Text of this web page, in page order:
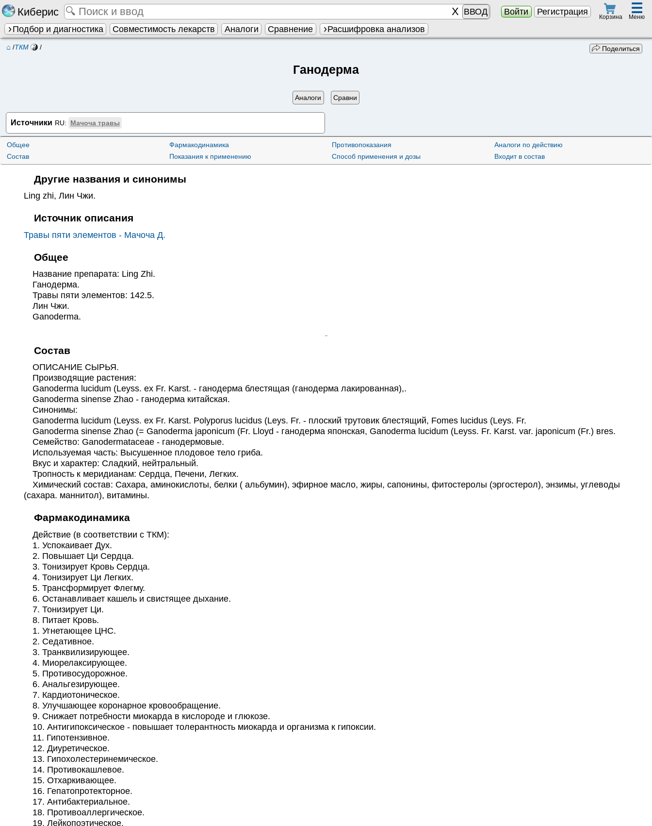
Киберис ВВОД Войти Регистрация
Корзина
☰
Меню
Подбор и диагностика Совместимость лекарств Аналоги Сравнение Расшифровка анализов
⌂ /ТКМ / Поделиться
Ганодерма
Аналоги Сравни
Источники RU: Мачоча травы
Общее
Состав
Фармакодинамика
Показания к применению
Противопоказания
Способ применения и дозы
Аналоги по действию
Входит в состав
Другие названия и синонимы
Ling zhi,Лин Чжи.
Источник описания
Травы пяти элементов - Мачоча Д.
Общее
Название препарата: Ling Zhi.
Ганодерма.
Травы пяти элементов: 142.5.
Лин Чжи.
Ganoderma.
Состав
ОПИСАНИЕ СЫРЬЯ.
Производящие растения:
Ganoderma lucidum (Leyss. ex Fr. Karst. - ганодерма блестящая (ганодерма лакированная),.
Ganoderma sinense Zhao - ганодерма китайская.
Синонимы:
Ganoderma lucidum (Leyss. ex Fr. Karst. Polyporus lucidus (Leys. Fr. - плоский трутовик блестящий, Fomes lucidus (Leys. Fr.
Ganoderma sinense Zhao (= Ganoderma japonicum (Fr. Lloyd - ганодерма японская, Ganoderma lucidum (Leyss. Fr. Karst. var. japonicum (Fr.) вres.
Семейство: Ganodermataceae - ганодермовые.
Используемая часть: Высушенное плодовое тело гриба.
Вкус и характер: Сладкий, нейтральный.
Тропность к меридианам: Сердца, Печени, Легких.
Химический состав: Сахара, аминокислоты, белки ( альбумин), эфирное масло, жиры, сапонины, фитостеролы (эргостерол), энзимы, углеводы
(сахара. маннитол), витамины.
Фармакодинамика
Действие (в соответствии с ТКМ):
1. Успокаивает Дух.
2. Повышает Ци Сердца.
3. Тонизирует Кровь Сердца.
4. Тонизирует Ци Легких.
5. Трансформирует Флегму.
6. Останавливает кашель и свистящее дыхание.
7. Тонизирует Ци.
8. Питает Кровь.
1. Угнетающее ЦНС.
2. Седативное.
3. Транквилизирующее.
4. Миорелаксирующее.
5. Противосудорожное.
6. Анальгезирующее.
7. Кардиотоническое.
8. Улучшающее коронарное кровообращение.
9. Снижает потребности миокарда в кислороде и глюкозе.
10. Антигипоксическое - повышает толерантность миокарда и организма к гипоксии.
11. Гипотензивное.
12. Диуретическое.
13. Гипохолестеринемическое.
14. Противокашлевое.
15. Отхаркивающее.
16. Гепатопротекторное.
17. Антибактериальное.
18. Противоаллергическое.
19. Лейкопоэтическое.